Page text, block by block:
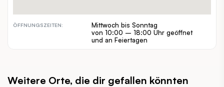
ÖFFNUNGSZEITEN:
Mittwoch bis Sonntag
von 10:00 – 18:00 Uhr geöffnet
und an Feiertagen
Weitere Orte, die dir gefallen könnten